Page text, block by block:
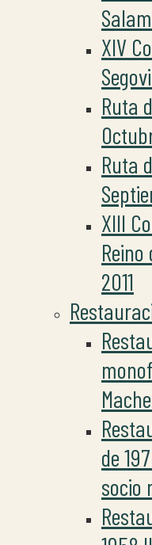
XIV
Ruta
Ruta
XIII
2011
de
socio